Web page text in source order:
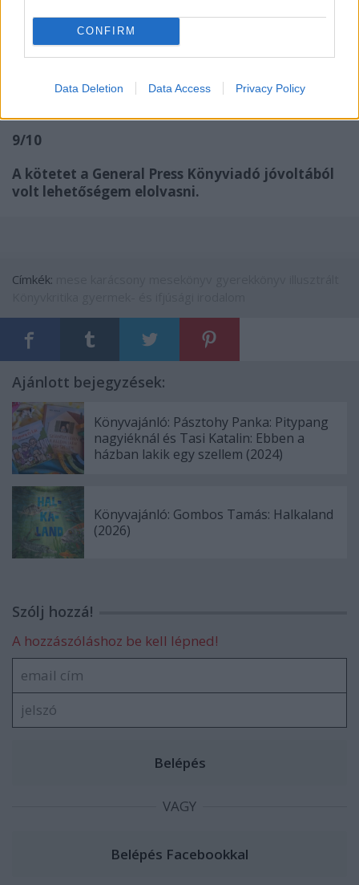
CONFIRM
Data Deletion Data Access Privacy Policy
minket is körülvehetnének azok, akik odafigyelnek
ránk, akiknek fontosak vagyunk. Mert bármennyire
is elcsépelt, azért a karácsony lényege mégiscsak a
9/10
A kötetet a General Press Könyviadó jóvoltából
volt lehetőségem elolvasni.
Címkék:
Ajánlott bejegyzések:
Könyvajánló: Pásztohy Panka: Pitypang
nagyiéknál és Tasi Katalin: Ebben a
házban lakik egy szellem (2024)
Könyvajánló: Gombos Tamás: Halkaland
(2026)
Szólj hozzá!
A hozzászóláshoz be kell lépned!
VAGY